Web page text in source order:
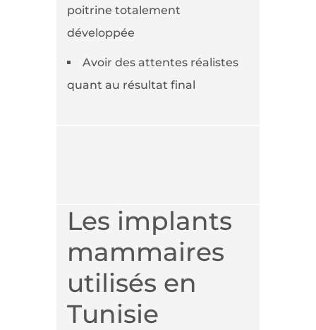
poitrine totalement
développée
Avoir des attentes réalistes
quant au résultat final
Les implants
mammaires
utilisés en
Tunisie